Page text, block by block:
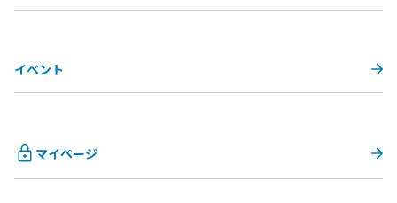
イベント
マイページ